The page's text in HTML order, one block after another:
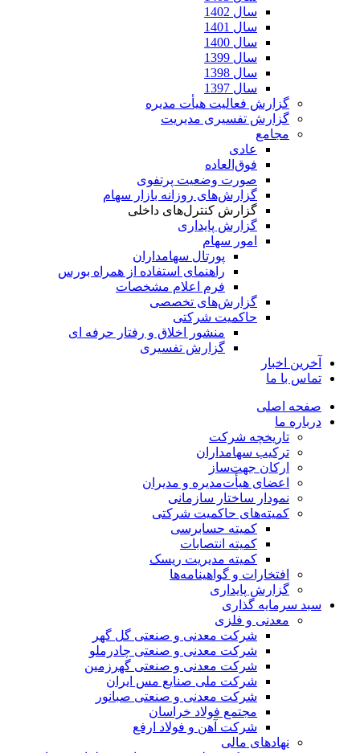
سال 1402
سال 1401
سال 1400
سال 1399
سال 1398
سال 1397
گزارش فعالیت هیأت مدیره
گزارش تفسیری مدیریت
مجامع
عادی
فوق‌العاده
صورت وضعیت پرتفوی
گزارش‌های روزانه بازار سهام
گزارش کنترل‌های داخلی
گزارش پایداری
امور سهام
پورتال سهامداران
راهنمای استفاده از همراه بورس
فرم اعلام مشخصات
گزارش‌های تخصصی
حاکمیت شرکتی
منشور اخلاق و رفتار حرفه­ ای
گزارش تفسیری
آخرین اخبار
تماس با ما
صفحه اصلی
درباره ما
تاریخچه شرکت
ترکیب سهامداران
ارکان جهت‌ساز
اعضای هیأت‌مدیره و مدیران
نمودار ساختار سازمانی
کمیته‌های حاکمیت شرکتی
کمیته حسابرسی
کمیته انتصابات
کمیته مدیریت ریسک
افتخارات و گواهینامه‌ها
گزارش پایداری
سبد سرمایه گذاری
معدنی و فلزی
شرکت معدنی و صنعتی گل گهر
شرکت معدنی و صنعتی چادرملو
شرکت معدنی و صنعتی گهرزمین
شرکت ملی صنایع مس ایران
شرکت معدنی و صنعتی صبانور
مجتمع فولاد خراسان
شرکت آهن و فولاد ارفع
نهادهای مالی